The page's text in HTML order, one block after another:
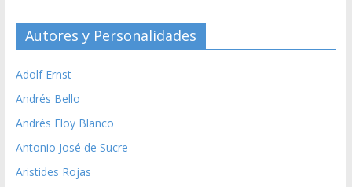
Autores y Personalidades
Adolf Ernst
Andrés Bello
Andrés Eloy Blanco
Antonio José de Sucre
Aristides Rojas